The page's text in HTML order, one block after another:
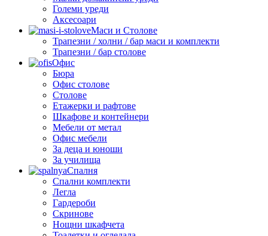
Големи уреди
Аксесоари
Маси и Столове
Трапезни / холни / бар маси и комплекти
Трапезни / бар столове
Офис
Бюра
Офис столове
Столове
Етажерки и рафтове
Шкафове и контейнери
Мебели от метал
Офис мебели
За деца и юноши
За училища
Спалня
Спални комплекти
Легла
Гардероби
Скринове
Нощни шкафчета